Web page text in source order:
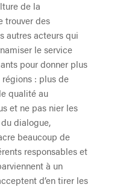
de la
trouver des
autres acteurs qui
le service
pour donner plus
: plus de
qualité au
et ne pas nier les
dialogue,
beaucoup de
responsables et
à un
d’en tirer les